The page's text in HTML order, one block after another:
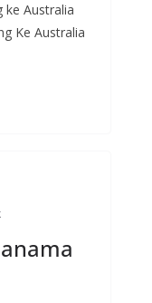
ke Australia
Ke Australia